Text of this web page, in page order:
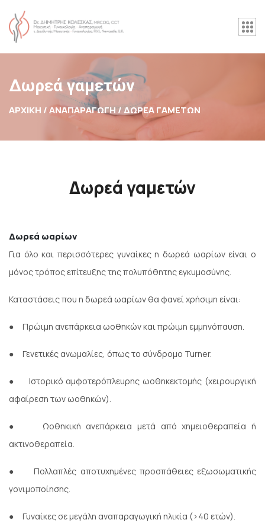
Δωρεά γαμετών
ΑΡΧΙΚΉ / ΑΝΑΠΑΡΑΓΩΓΗ /ΔΩΡΕΆ ΓΑΜΕΤΏΝ
Δωρεά γαμετών
Δωρεά ωαρίων
Για όλο και περισσότερες γυναίκες η δωρεά ωαρίων είναι ο
μόνος τρόπος επίτευξης της πολυπόθητης εγκυμοσύνης.
Καταστάσεις που η δωρεά ωαρίων θα φανεί χρήσιμη είναι:
● Πρώιμη ανεπάρκεια ωοθηκών και πρώιμη εμμηνόπαυση.
● Γενετικές ανωμαλίες, όπως το σύνδρομο Turner.
● Ιστορικό αμφοτερόπλευρης ωοθηκεκτομής (χειρουργική
αφαίρεση των ωοθηκών).
● Ωοθηκική ανεπάρκεια μετά από χημειοθεραπεία ή
ακτινοθεραπεία.
●Πολλαπλές αποτυχημένες προσπάθειες εξωσωματικής
γονιμοποίησης.
● Γυναίκες σε μεγάλη αναπαραγωγική ηλικία (>40 ετών).